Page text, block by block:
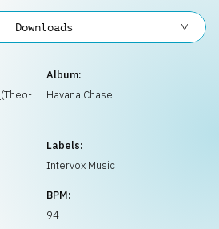
Album:
Havana Chase
Labels:
Intervox Music
BPM:
94
Downloads